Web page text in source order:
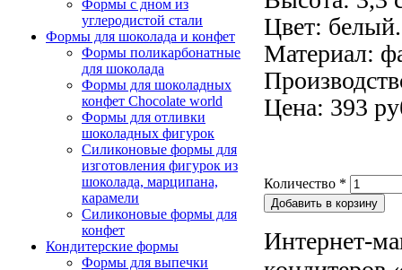
Формы с дном из
углеродистой стали
Формы для шоколада и конфет
Формы поликарбонатные
для шоколада
Формы для шоколадных
конфет Сhocolate world
Формы для отливки
шоколадных фигурок
Силиконовые формы для
изготовления фигурок из
шоколада, марципана,
карамели
Силиконовые формы для
конфет
Кондитерские формы
Формы для выпечки
Цвет: белый.
Материал:
Цена: 393
Количество *
Интернет-